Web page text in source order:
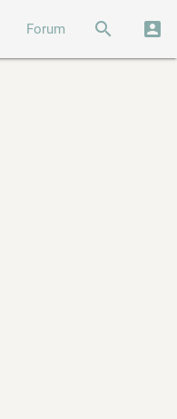
Forum search account_box